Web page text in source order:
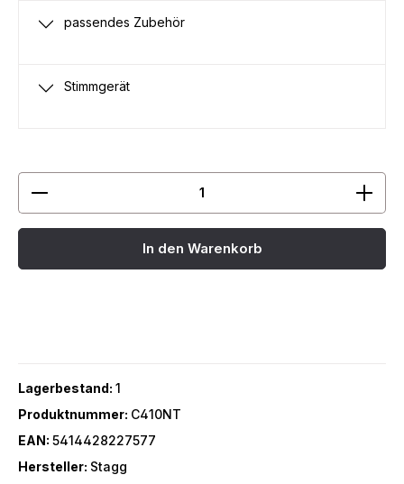
passendes Zubehör
Stimmgerät
Produkt Anzahl: Gib den gewünschten Wert ein
In den Warenkorb
Lagerbestand: 1
Produktnummer: C410NT
EAN: 5414428227577
Hersteller: Stagg